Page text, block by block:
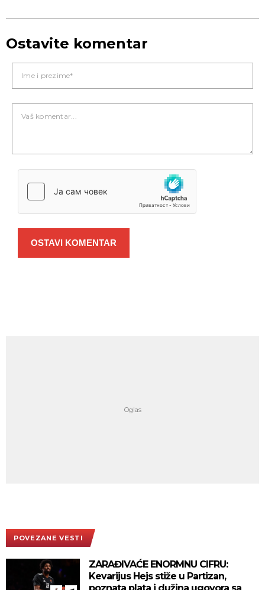
Ostavite komentar
OSTAVI KOMENTAR
POVEZANE VESTI
ZARAĐIVAĆE ENORMNU CIFRU:
Kevarijus Hejs stiže u Partizan,